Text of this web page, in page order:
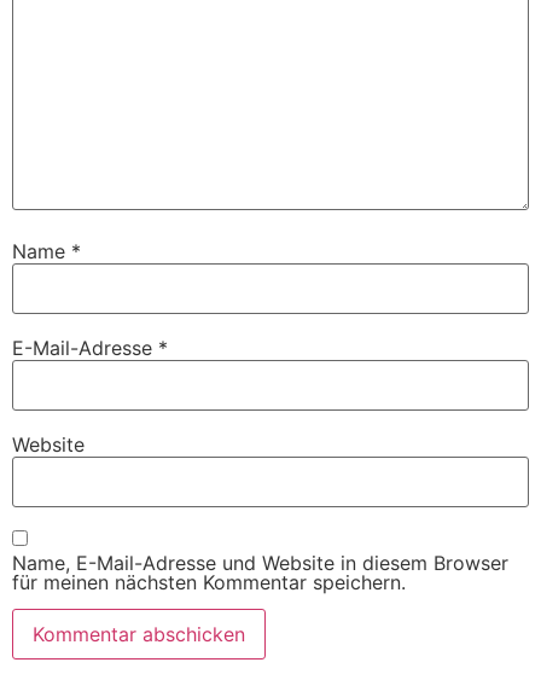
Name *
E-Mail-Adresse *
Website
Name, E-Mail-Adresse und Website in diesem Browser
für meinen nächsten Kommentar speichern.